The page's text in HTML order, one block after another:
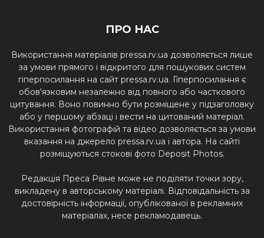
ПРО НАС
Використання матеріалів pressa.rv.ua дозволяється лише
за умови прямого і відкритого для пошукових систем
гіперпосилання на сайт pressa.rv.ua. Гіперпосилання є
обов'язковим незалежно від повного або часткового
цитування. Воно повинно бути розміщене у підзаголовку
або у першому абзаці і вести на цитований матеріал.
Використання фотографій та відео дозволяється за умови
вказання на джерело pressa.rv.ua і автора. На сайті
розміщуються стокові фото Deposit Photos.
Редакція Преса Рівне може не поділяти точки зору,
викладену в авторському матеріалі. Відповідальність за
достовірність інформації, опублікованої в рекламних
матеріалах, несе рекламодавець.